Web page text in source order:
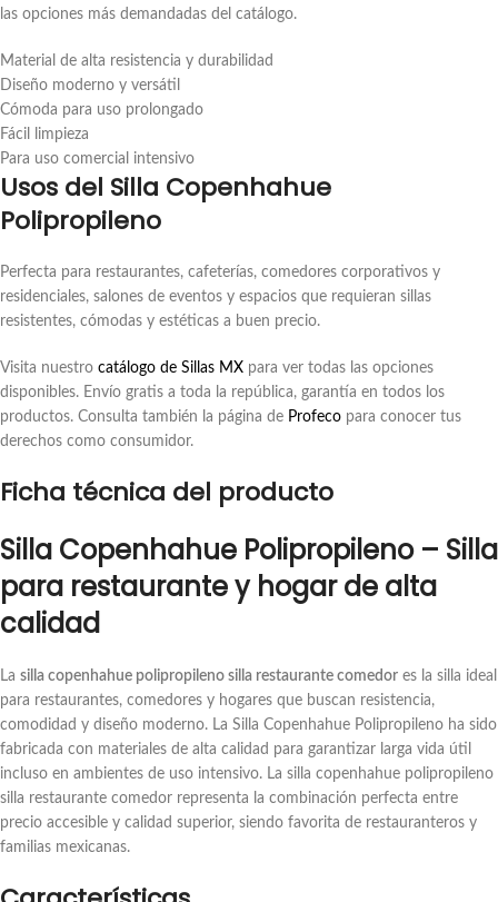
las opciones más demandadas del catálogo.
Material de alta resistencia y durabilidad
Diseño moderno y versátil
Cómoda para uso prolongado
Fácil limpieza
Para uso comercial intensivo
Usos del Silla Copenhahue
Polipropileno
Perfecta para restaurantes, cafeterías, comedores corporativos y
residenciales, salones de eventos y espacios que requieran sillas
resistentes, cómodas y estéticas a buen precio.
Visita nuestro catálogo de Sillas MX para ver todas las opciones
disponibles. Envío gratis a toda la república, garantía en todos los
productos. Consulta también la página de Profeco para conocer tus
derechos como consumidor.
Ficha técnica del producto
Silla Copenhahue Polipropileno – Silla
para restaurante y hogar de alta
calidad
La silla copenhahue polipropileno silla restaurante comedor es la silla ideal
para restaurantes, comedores y hogares que buscan resistencia,
comodidad y diseño moderno. La Silla Copenhahue Polipropileno ha sido
fabricada con materiales de alta calidad para garantizar larga vida útil
incluso en ambientes de uso intensivo. La silla copenhahue polipropileno
silla restaurante comedor representa la combinación perfecta entre
precio accesible y calidad superior, siendo favorita de restauranteros y
familias mexicanas.